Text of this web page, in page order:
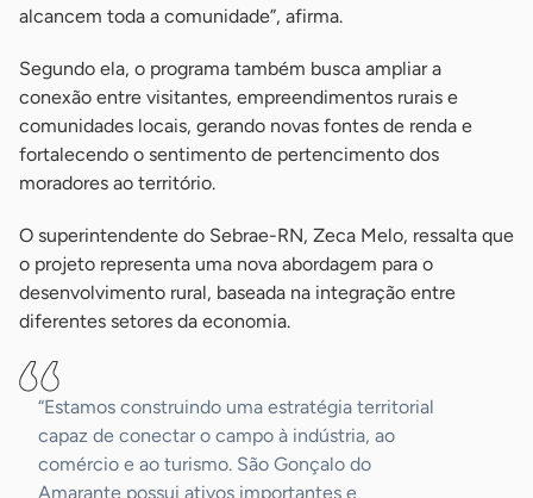
alcancem toda a comunidade”, afirma.
Segundo ela, o programa também busca ampliar a
conexão entre visitantes, empreendimentos rurais e
comunidades locais, gerando novas fontes de renda e
fortalecendo o sentimento de pertencimento dos
moradores ao território.
O superintendente do Sebrae-RN, Zeca Melo, ressalta que
o projeto representa uma nova abordagem para o
desenvolvimento rural, baseada na integração entre
diferentes setores da economia.
“Estamos construindo uma estratégia territorial
capaz de conectar o campo à indústria, ao
comércio e ao turismo. São Gonçalo do
Amarante possui ativos importantes e